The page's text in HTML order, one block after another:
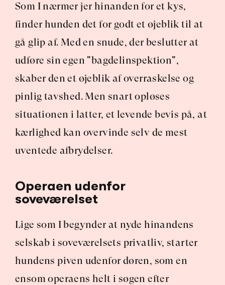
Som I nærmer jer hinanden for et kys,
finder hunden det for godt et øjeblik til at
gå glip af. Med en snude, der beslutter at
udføre sin egen "bagdelinspektion",
skaber den et øjeblik af overraskelse og
pinlig tavshed. Men snart opløses
situationen i latter, et levende bevis på, at
kærlighed kan overvinde selv de mest
uventede afbrydelser.
Operaen udenfor
soveværelset
Lige som I begynder at nyde hinandens
selskab i soveværelsets privatliv, starter
hundens piven udenfor døren, som en
ensom operaens helt i søgen efter